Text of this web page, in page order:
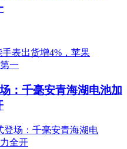
：千毫安青海湖电池加